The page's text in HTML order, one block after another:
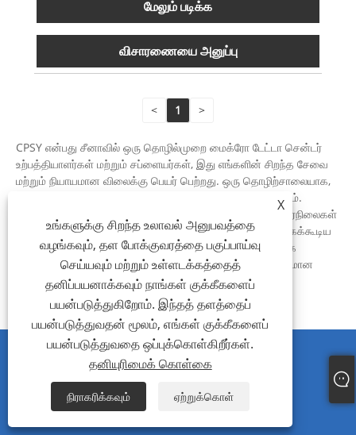
மேலும் படிக்க
விசாரணையை அனுப்பு
< 1 >
CPSY என்பது சீனாவில் ஒரு தொழில்முறை மைக்ரோ டேட்டா சென்டர்
உற்பத்தியாளர்கள் மற்றும் சப்ளையர்கள், இது எங்களின் சிறந்த சேவை
மற்றும் நியாயமான விலைக்கு பெயர் பெற்றது. ஒரு தொழிற்சாலையாக,
தனிப்பயனாக்கப்பட்ட மைக்ரோ டேட்டா சென்டர்ஐ உருவாக்கலாம்.
எங்களின் அனைத்து தயாரிப்புகளும் CE, ROHS, ISO9001 தரநிலைகள்
போன்றவற்றைச் சந்திக்கின்றன. எங்களின் எளிதான பராமரிக்கக்கூடிய
மற்றும் நீடித்த மைக்ரோ டேட்டா சென்டர் இல் நீங்கள் ஆர்வமாக
இருந்தால், எங்களைத் தொடர்பு கொள்ளவும். உங்களின் நம்பகமான
நீண்ட கால வணிகப் பங்காளியாக மாறுவோம் என்று நாங்கள்
உண்மையிலேயே நம்புகிறோம்!
X
உங்களுக்கு சிறந்த உலாவல் அனுபவத்தை
வழங்கவும், தள போக்குவரத்தை பகுப்பாய்வு
செய்யவும் மற்றும் உள்ளடக்கத்தைத்
தனிப்பயனாக்கவும் நாங்கள் குக்கீகளைப்
பயன்படுத்துகிறோம். இந்தத் தளத்தைப்
பயன்படுத்துவதன் மூலம், எங்கள் குக்கீகளைப்
பயன்படுத்துவதை ஒப்புக்கொள்கிறீர்கள்.
தனியுரிமைக் கொள்கை
நிராகரிக்கவும் ஏற்றுக்கொள்